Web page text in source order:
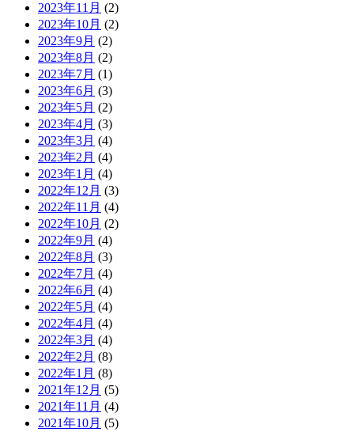
2023年11月 (2)
2023年10月 (2)
2023年9月 (2)
2023年8月 (2)
2023年7月 (1)
2023年6月 (3)
2023年5月 (2)
2023年4月 (3)
2023年3月 (4)
2023年2月 (4)
2023年1月 (4)
2022年12月 (3)
2022年11月 (4)
2022年10月 (2)
2022年9月 (4)
2022年8月 (3)
2022年7月 (4)
2022年6月 (4)
2022年5月 (4)
2022年4月 (4)
2022年3月 (4)
2022年2月 (8)
2022年1月 (8)
2021年12月 (5)
2021年11月 (4)
2021年10月 (5)